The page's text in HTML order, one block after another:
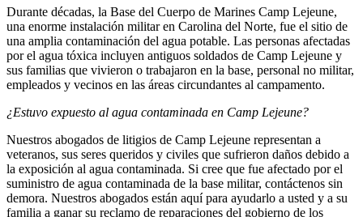
Durante décadas, la Base del Cuerpo de Marines Camp Lejeune,
una enorme instalación militar en Carolina del Norte, fue el sitio de
una amplia contaminación del agua potable. Las personas afectadas
por el agua tóxica incluyen antiguos soldados de Camp Lejeune y
sus familias que vivieron o trabajaron en la base, personal no militar,
empleados y vecinos en las áreas circundantes al campamento.
¿Estuvo expuesto al agua contaminada en Camp Lejeune?
Nuestros abogados de litigios de Camp Lejeune representan a
veteranos, sus seres queridos y civiles que sufrieron daños debido a
la exposición al agua contaminada. Si cree que fue afectado por el
suministro de agua contaminada de la base militar, contáctenos sin
demora. Nuestros abogados están aquí para ayudarlo a usted y a su
familia a ganar su reclamo de reparaciones del gobierno de los